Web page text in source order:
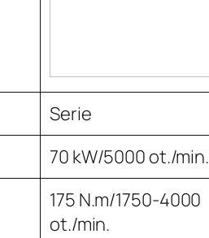
Serie
70 kW/5000 ot./min.
175 N.m/1750-4000
ot./min.